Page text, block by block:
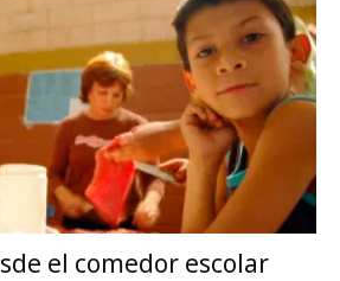
el comedor escolar